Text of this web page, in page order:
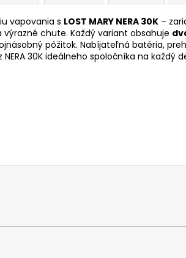
vapovania s LOST MARY NERA 30K –
chute. Každý variant obsahuje
pôžitok. Nabíjateľná batéria,
NERA 30K ideálneho spoločníka na každý